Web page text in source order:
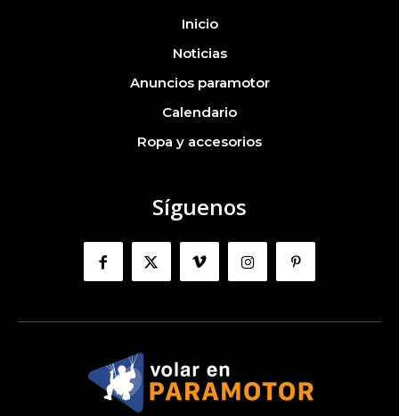
Inicio
Noticias
Anuncios paramotor
Calendario
Ropa y accesorios
Síguenos